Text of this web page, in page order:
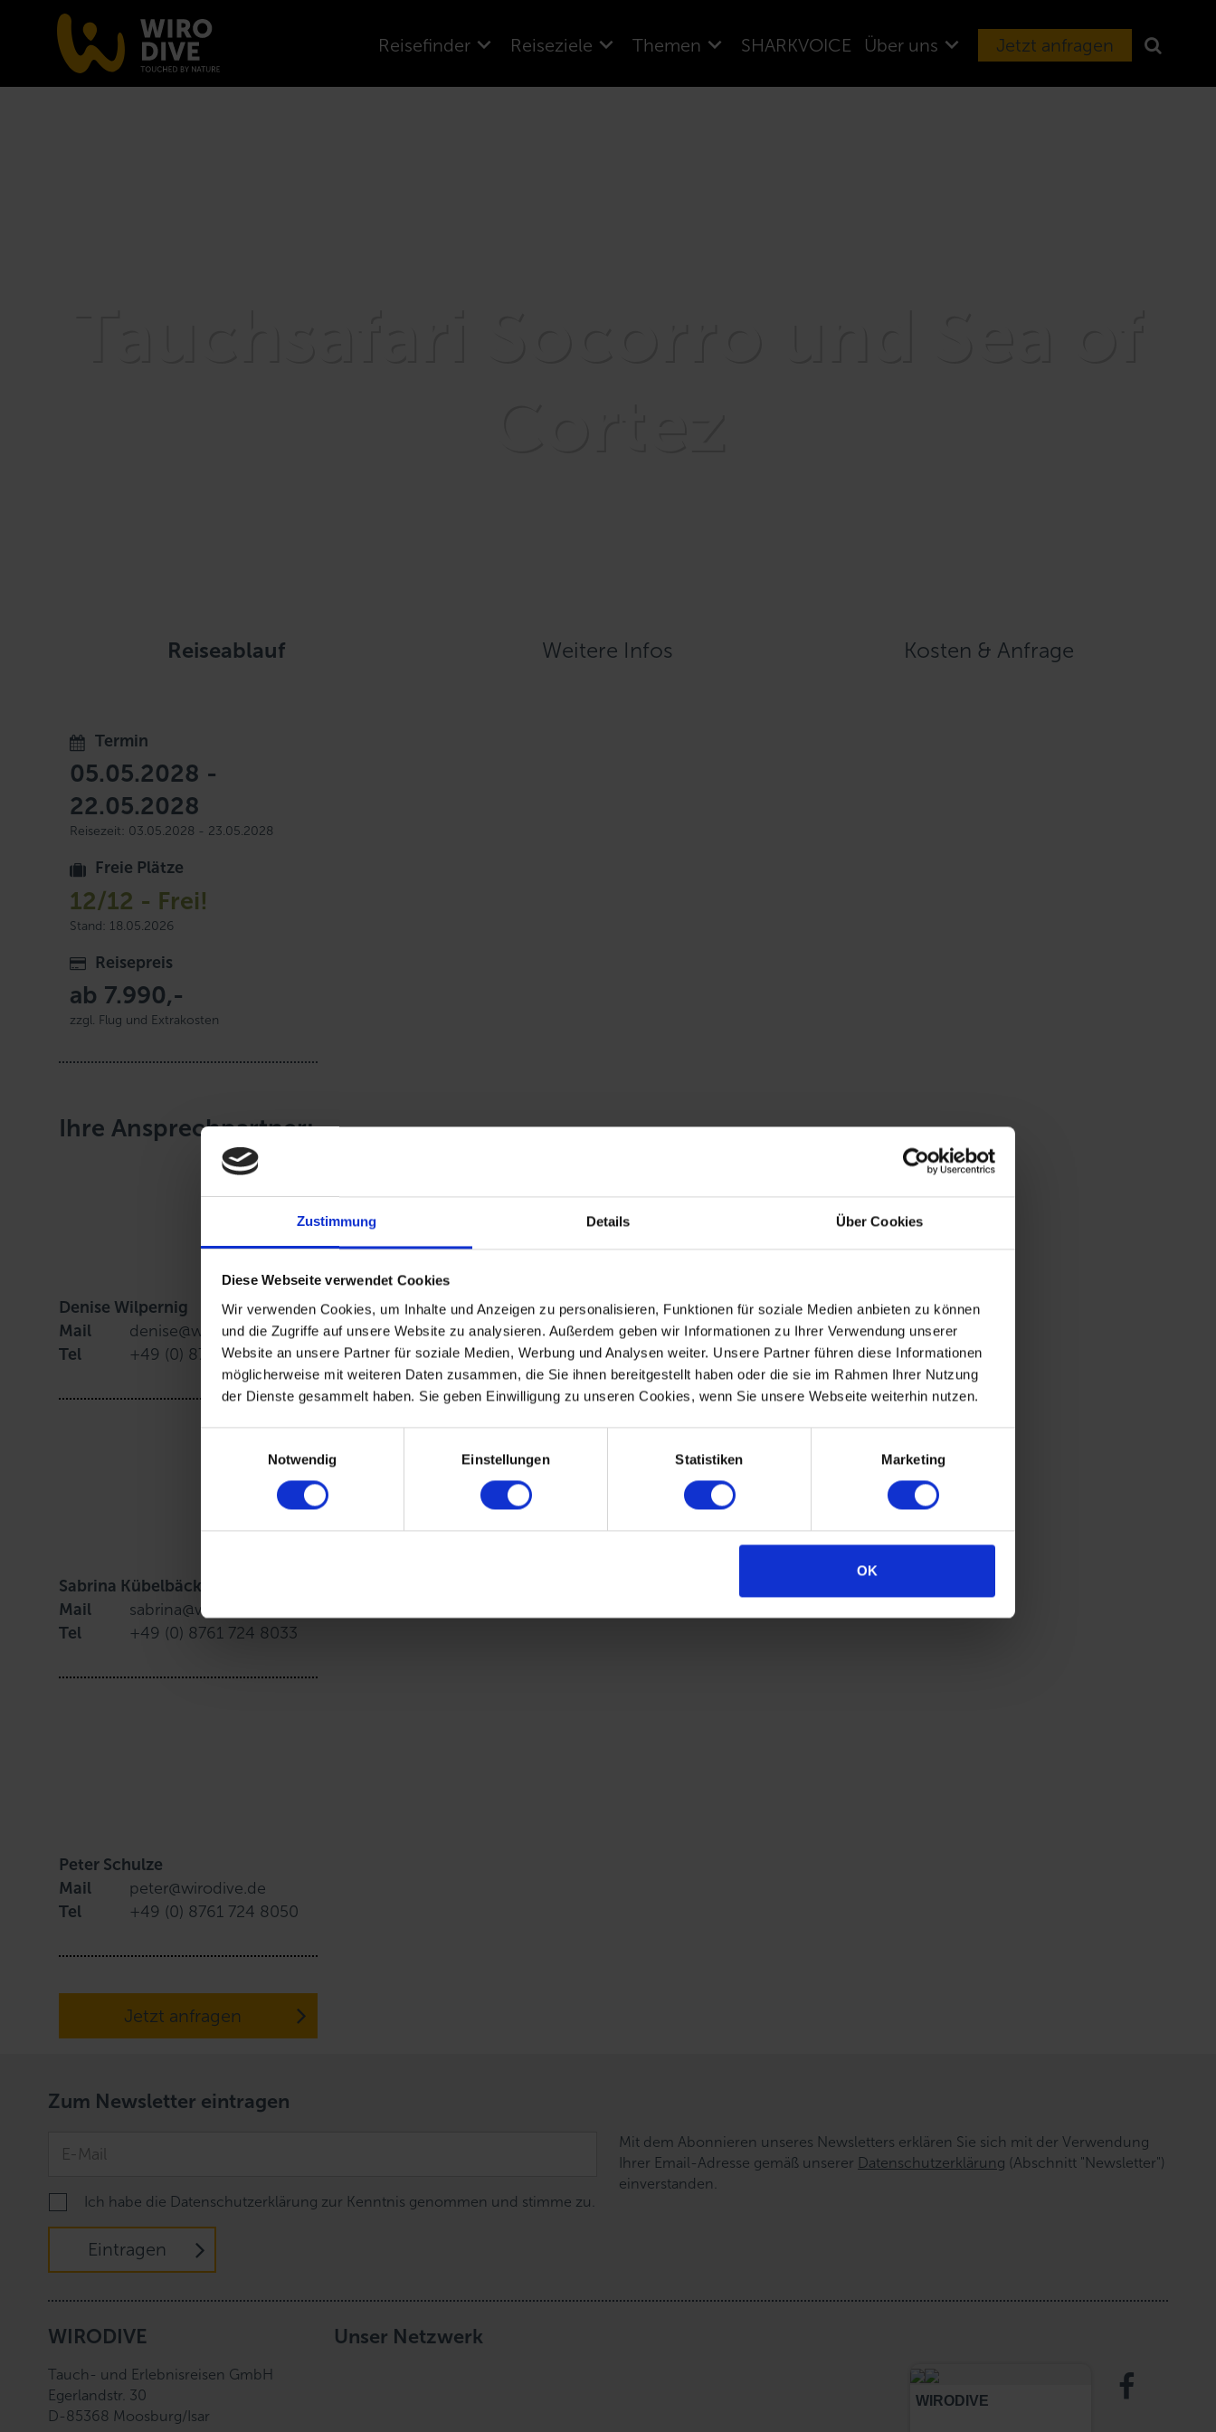
Zustimmung Details Über Cookies
Diese Webseite verwendet Cookies
Wir verwenden Cookies, um Inhalte und Anzeigen zu personalisieren, Funktionen für soziale Medien anbieten zu können
und die Zugriffe auf unsere Website zu analysieren. Außerdem geben wir Informationen zu Ihrer Verwendung unserer
Website an unsere Partner für soziale Medien, Werbung und Analysen weiter. Unsere Partner führen diese Informationen
möglicherweise mit weiteren Daten zusammen, die Sie ihnen bereitgestellt haben oder die sie im Rahmen Ihrer Nutzung
der Dienste gesammelt haben. Sie geben Einwilligung zu unseren Cookies, wenn Sie unsere Webseite weiterhin nutzen.
i
g
u
g
Notwendig Einstellungen Statistiken Marketing
OK
Reisefinder Reiseziele Themen SHARKVOICE Über uns Jetzt anfragen
Reiseablauf Weitere Infos Kosten & Anfrage
Termin
05.05.2028 -
22.05.2028
Reisezeit: 03.05.2028 - 23.05.2028
Freie Plätze
12/12 - Frei!
Stand: 18.05.2026
Reisepreis
ab 7.990,-
zzgl. Flug und Extrakosten
Ihre Ansprechpartner:
Denise Wilpernig
Mail
denise@wirodive.de
Tel
+49 (0) 8761 724 8021
Sabrina Kübelbäck
Mail
sabrina@wirodive.de
Tel
+49 (0) 8761 724 8033
Peter Schulze
Mail
peter@wirodive.de
Tel
+49 (0) 8761 724 8050
Jetzt anfragen
Zum Newsletter eintragen
Ich habe die Datenschutzerklärung zur Kenntnis genommen und stimme zu.
Eintragen
Mit dem Abonnieren unseres Newsletters erklären Sie sich mit der Verwendung
Ihrer Email-Adresse gemäß unserer Datenschutzerklärung (Abschnitt "Newsletter")
einverstanden.
WIRODIVE
Tauch- und Erlebnisreisen GmbH
Egerlandstr. 30
D-85368 Moosburg/Isar
Unser Netzwerk
WIRODIVE